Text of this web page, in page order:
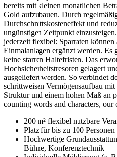
bereits mit kleinen monatlichen
Gold aufzubauen. Durch
Durchschnittskosteneffekt und
ungünstigen Zeitpunkt
jederzeit flexibel: Sparraten können
Einmalanlagen ergänzt werden. Es
keine starren Haltefristen. Das
Hochsicherheitstresoren gelagert
ausgeliefert werden. So verbindet
schrittweisen Vermögensaufbau mit
Struktur und einem hohen Maß an
counting words and characters, our
200 m² flexibel nutzbare
Platz für bis zu 100
Hochwertige
Bühne, Konferenztechnik